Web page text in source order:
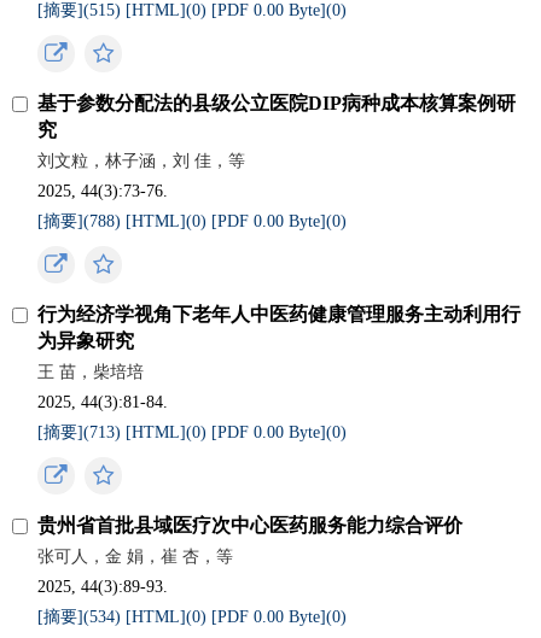
[摘要](515) [HTML](0) [PDF 0.00 Byte](0)
基于参数分配法的县级公立医院DIP病种成本核算案例研
究
刘文粒，林子涵，刘 佳，等
2025, 44(3):73-76.
[摘要](788) [HTML](0) [PDF 0.00 Byte](0)
行为经济学视角下老年人中医药健康管理服务主动利用行
为异象研究
王 苗，柴培培
2025, 44(3):81-84.
[摘要](713) [HTML](0) [PDF 0.00 Byte](0)
贵州省首批县域医疗次中心医药服务能力综合评价
张可人，金 娟，崔 杏，等
2025, 44(3):89-93.
[摘要](534) [HTML](0) [PDF 0.00 Byte](0)